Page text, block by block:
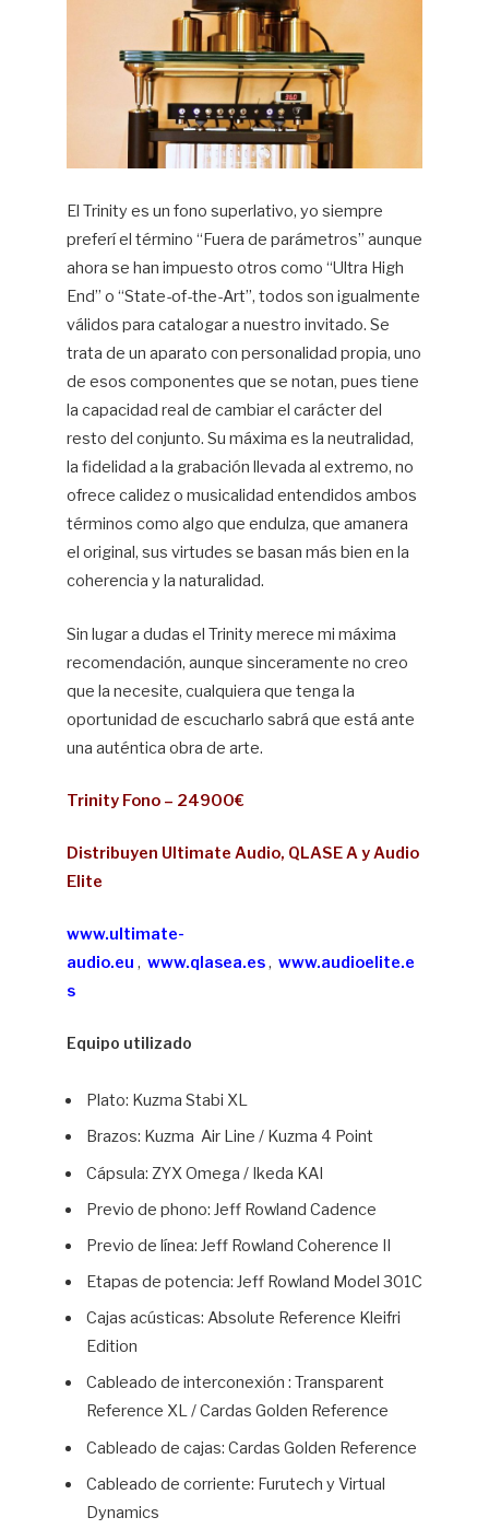
El Trinity es un fono superlativo, yo siempre
preferí el término “Fuera de parámetros” aunque
ahora se han impuesto otros como “Ultra High
End” o “State-of-the-Art”, todos son igualmente
válidos para catalogar a nuestro invitado. Se
trata de un aparato con personalidad propia, uno
de esos componentes que se notan, pues tiene
la capacidad real de cambiar el carácter del
resto del conjunto. Su máxima es la neutralidad,
la fidelidad a la grabación llevada al extremo, no
ofrece calidez o musicalidad entendidos ambos
términos como algo que endulza, que amanera
el original, sus virtudes se basan más bien en la
coherencia y la naturalidad.
Sin lugar a dudas el Trinity merece mi máxima
recomendación, aunque sinceramente no creo
que la necesite, cualquiera que tenga la
oportunidad de escucharlo sabrá que está ante
una auténtica obra de arte.
Trinity Fono – 24900€
Distribuyen Ultimate Audio, QLASE A y Audio
Elite
www.ultimate-
audio.eu , www.qlasea.es, www.audioelite.e
s
Equipo utilizado
Plato: Kuzma Stabi XL
Brazos: Kuzma Air Line / Kuzma 4 Point
Cápsula: ZYX Omega / Ikeda KAI
Previo de phono: Jeff Rowland Cadence
Previo de línea: Jeff Rowland Coherence II
Etapas de potencia: Jeff Rowland Model 301C
Cajas acústicas: Absolute Reference Kleifri
Edition
Cableado de interconexión : Transparent
Reference XL / Cardas Golden Reference
Cableado de cajas: Cardas Golden Reference
Cableado de corriente: Furutech y Virtual
Dynamics